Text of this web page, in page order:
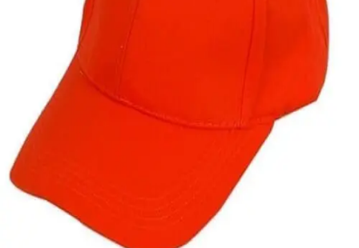
ΑΝΔΡΙΚΑ ΚΑΠΕΛΑ
Τζόκευ καπέλο μονόχρωμο